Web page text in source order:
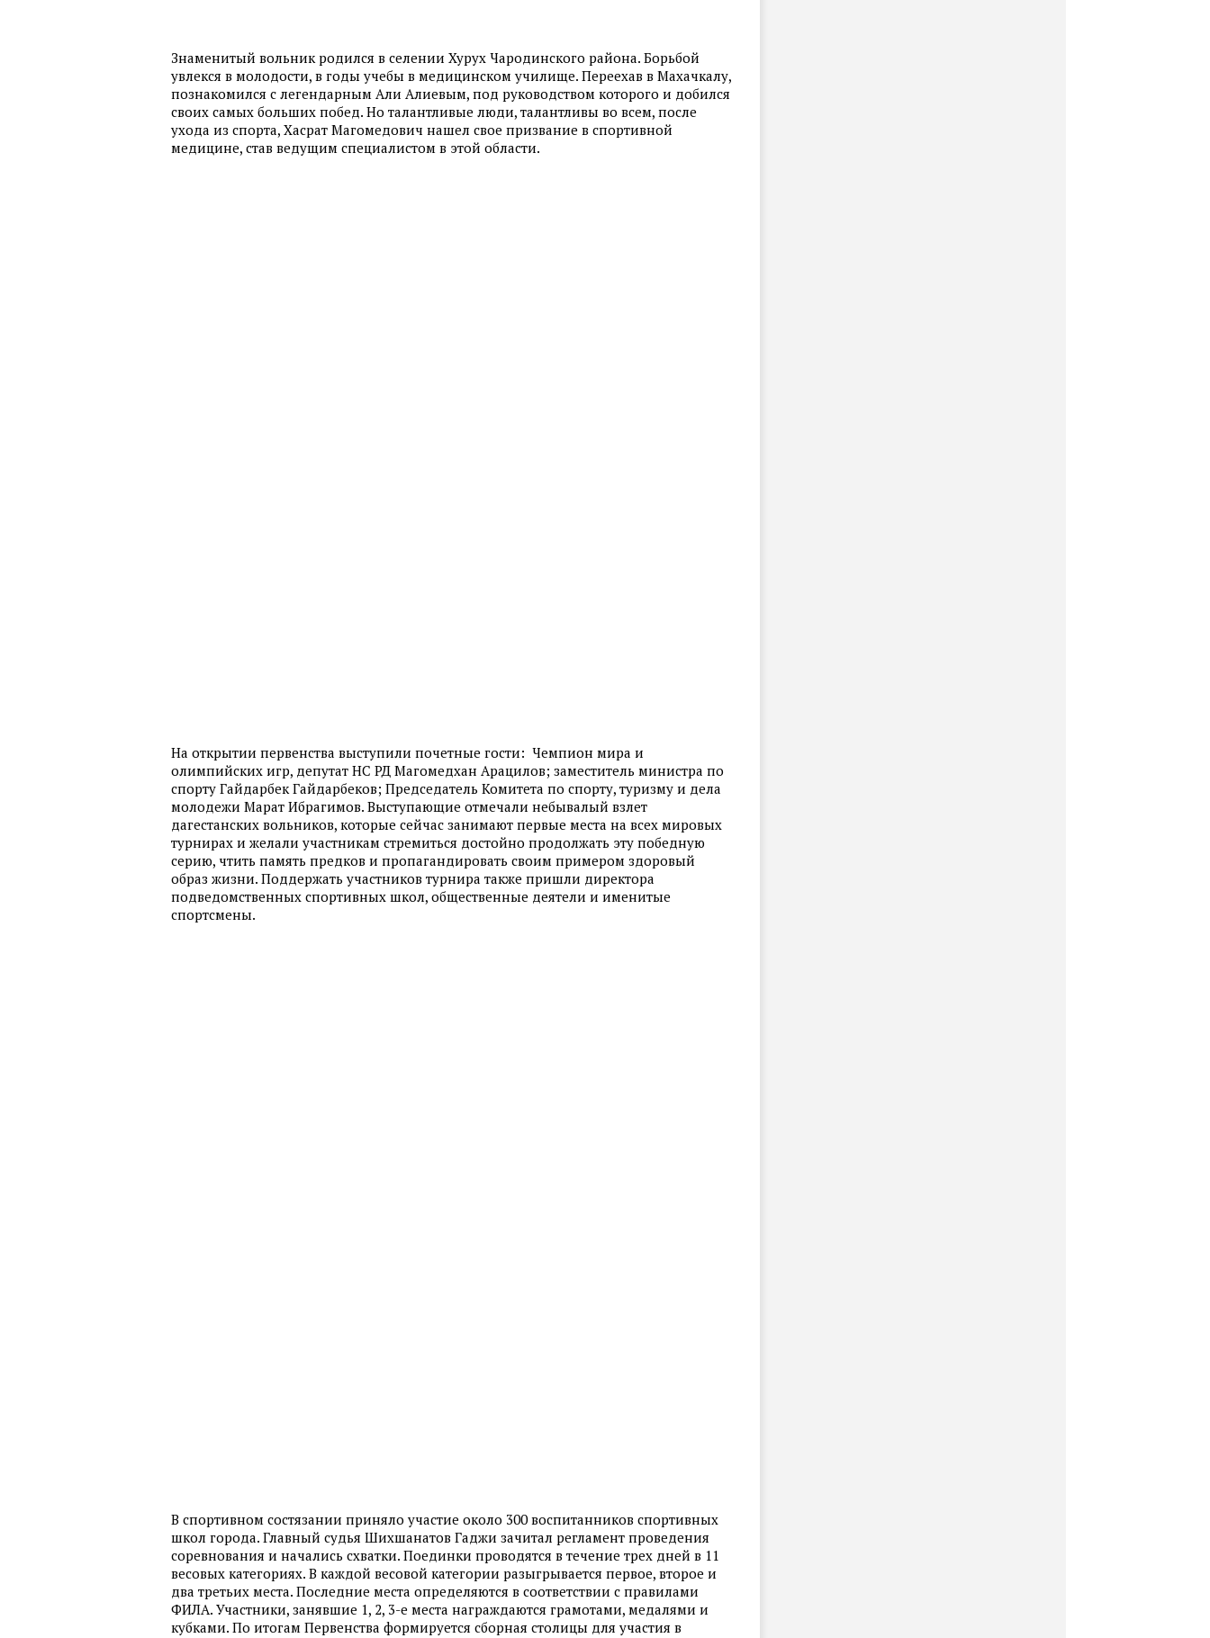
Знаменитый вольник родился в селении Хурух Чародинского района. Борьбой
увлекся в молодости, в годы учебы в медицинском училище. Переехав в Махачкалу,
познакомился с легендарным Али Алиевым, под руководством которого и добился
своих самых больших побед. Но талантливые люди, талантливы во всем, после
ухода из спорта, Хасрат Магомедович нашел свое призвание в спортивной
медицине, став ведущим специалистом в этой области.
На открытии первенства выступили почетные гости: Чемпион мира и
олимпийских игр, депутат НС РД Магомедхан Арацилов; заместитель министра по
спорту Гайдарбек Гайдарбеков; Председатель Комитета по спорту, туризму и дела
молодежи Марат Ибрагимов. Выступающие отмечали небывалый взлет
дагестанских вольников, которые сейчас занимают первые места на всех мировых
турнирах и желали участникам стремиться достойно продолжать эту победную
серию, чтить память предков и пропагандировать своим примером здоровый
образ жизни. Поддержать участников турнира также пришли директора
подведомственных спортивных школ, общественные деятели и именитые
спортсмены.
В спортивном состязании приняло участие около 300 воспитанников спортивных
школ города. Главный судья Шихшанатов Гаджи зачитал регламент проведения
соревнования и начались схватки. Поединки проводятся в течение трех дней в 11
весовых категориях. В каждой весовой категории разыгрывается первое, второе и
два третьих места. Последние места определяются в соответствии с правилами
ФИЛА. Участники, занявшие 1, 2, 3-е места награждаются грамотами, медалями и
кубками. По итогам Первенства формируется сборная столицы для участия в